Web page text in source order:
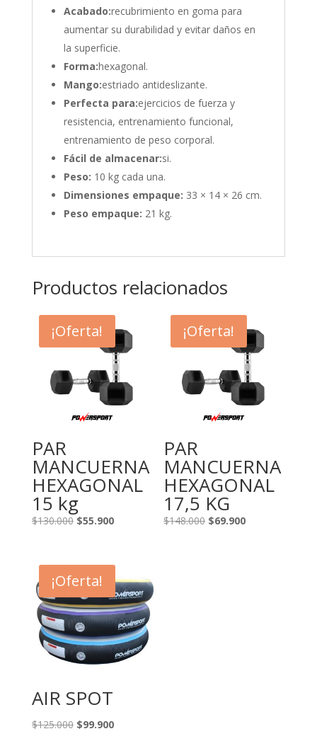
Acabado:recubrimiento en goma para
aumentar su durabilidad y evitar daños en
la superficie.
Forma:hexagonal.
Mango:estriado antideslizante.
Perfecta para:ejercicios de fuerza y
resistencia, entrenamiento funcional,
entrenamiento de peso corporal.
Fácil de almacenar:si.
Peso: 10 kg cada una.
Dimensiones empaque: 33 × 14 × 26 cm.
Peso empaque: 21 kg.
Productos relacionados
¡Oferta!
PAR
MANCUERNA
HEXAGONAL
15 kg
$130.000 El
era:
$130.000.
$55.900El
es:
$55.900.
¡Oferta!
PAR
MANCUERNA
HEXAGONAL
17,5 KG
$148.000 El
$69.900El
¡Oferta!
AIR SPOT
$125.000 El
$99.900El